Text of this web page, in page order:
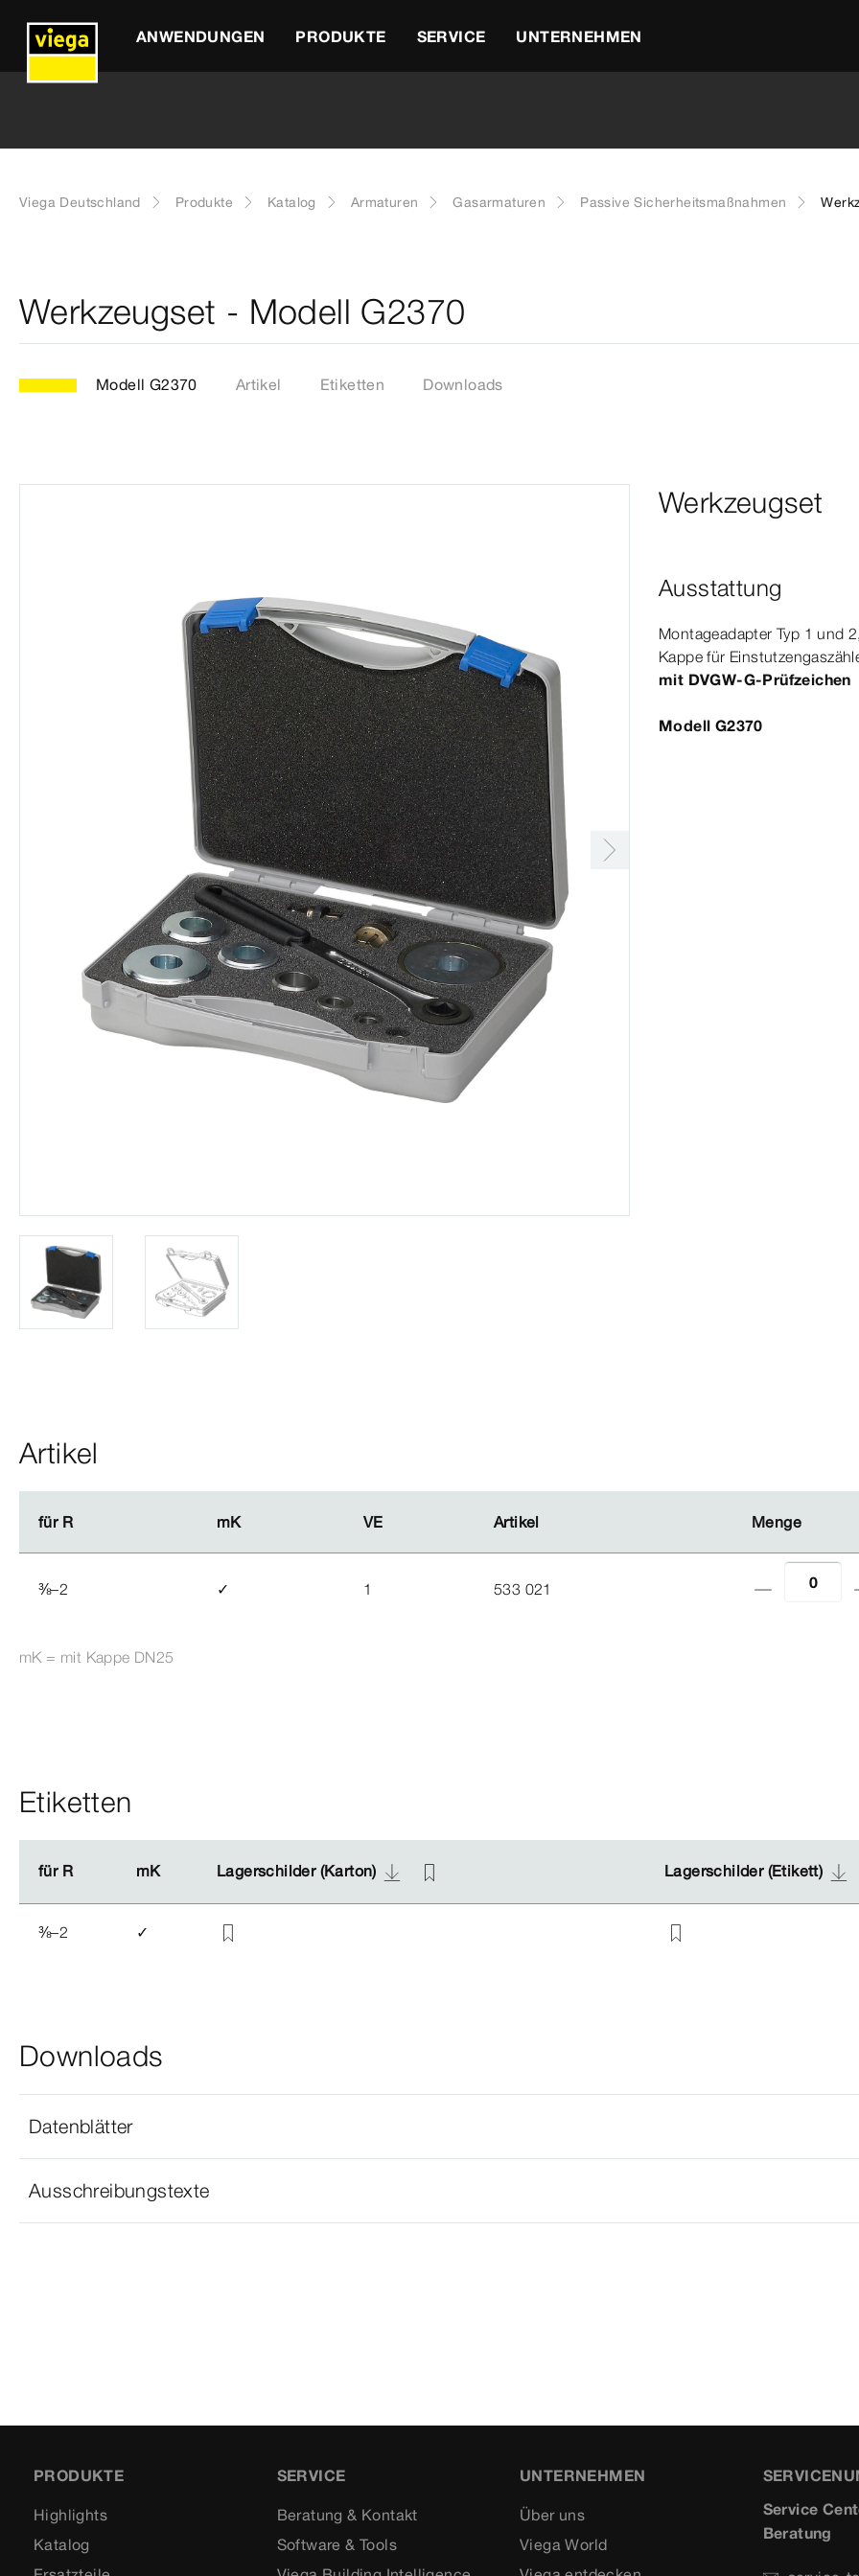
ANWENDUNGEN PRODUKTE SERVICE UNTERNEHMEN
Viega Deutschland Produkte Katalog Armaturen Gasarmaturen Passive Sicherheitsmaßnahmen
Werkzeugset - Modell G2370
Modell G2370 Artikel Etiketten Downloads
Werkzeugset
Ausstattung
Montageadapter Typ 1 und
Kappe für
mit DVGW-​G-​Prüfzeichen
Modell G2370
Artikel
für R mK VE Artikel Menge
für R mK VE Artikel Menge
⅜–2 ✓ 1 533 021
mK = mit Kappe DN25
Etiketten
für R mK Lagerschilder (Karton) Lagerschilder (Etikett)
für R mK Lagerschilder (Karton) Lagerschilder (Etikett)
⅜–2 ✓
Downloads
Datenblätter
Ausschreibungstexte
PRODUKTE
Highlights
Katalog
SERVICE
Beratung & Kontakt
Software & Tools
UNTERNEHMEN
Über uns
Viega World
Service
Beratung